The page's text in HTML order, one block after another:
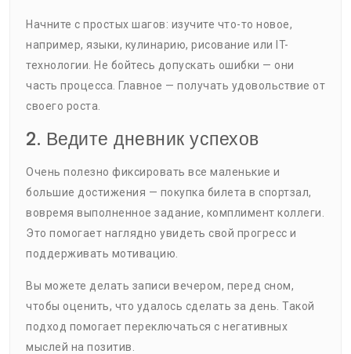
Начните с простых шагов: изучите что-то новое,
например, языки, кулинарию, рисование или IT-
технологии. Не бойтесь допускать ошибки — они
часть процесса. Главное — получать удовольствие от
своего роста.
2. Ведите дневник успехов
Очень полезно фиксировать все маленькие и
большие достижения — покупка билета в спортзал,
вовремя выполненное задание, комплимент коллеги.
Это помогает наглядно увидеть свой прогресс и
поддерживать мотивацию.
Вы можете делать записи вечером, перед сном,
чтобы оценить, что удалось сделать за день. Такой
подход помогает переключаться с негативных
мыслей на позитив.